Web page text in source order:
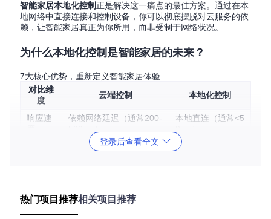
智能家居本地化控制正是解决这一痛点的最佳方案。通过在本
地网络中直接连接和控制设备，你可以彻底摆脱对云服务的依
赖，让智能家居真正为你所用，而非受制于网络状况。
为什么本地化控制是智能家居的未来？
7大核心优势，重新定义智能家居体验
对比维
度
云端控制 本地化控制
响应速
依赖网络延迟（通常200-
本地直连（通常<5
完全失效 正常工作
长期成
本
登录后查看全文
热门项目推荐相关项目推荐